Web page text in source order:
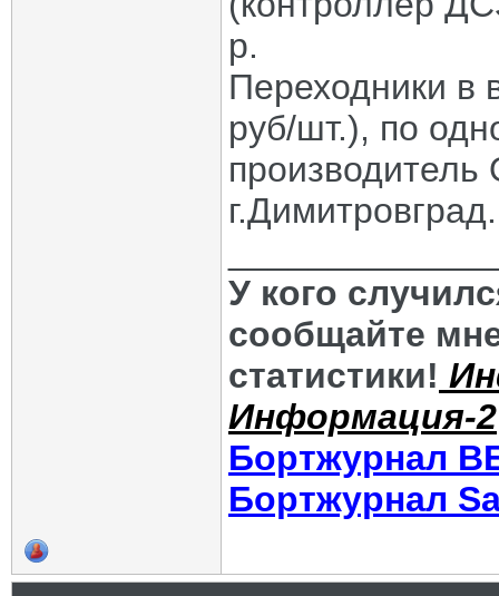
р.
Переходники в
руб/шт.), по
г.Димитровград.
У кого
сообщайте
статистики!
Информация-2
Бортжурнал
Бортжурнал